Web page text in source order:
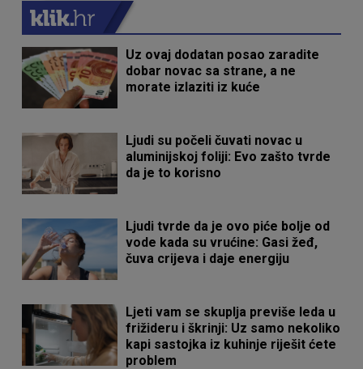
Uz ovaj dodatan posao zaradite
dobar novac sa strane, a ne
morate izlaziti iz kuće
Ljudi su počeli čuvati novac u
aluminijskoj foliji: Evo zašto tvrde
da je to korisno
Ljudi tvrde da je ovo piće bolje od
vode kada su vrućine: Gasi žeđ,
čuva crijeva i daje energiju
Ljeti vam se skuplja previše leda u
frižideru i škrinji: Uz samo nekoliko
kapi sastojka iz kuhinje riješit ćete
problem